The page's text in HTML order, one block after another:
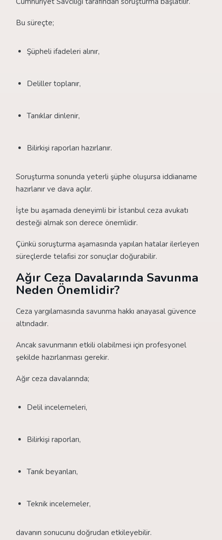
Bu süreçte;
Şüpheli ifadeleri alınır,
Deliller toplanır,
Tanıklar dinlenir,
Bilirkişi raporları hazırlanır.
Soruşturma sonunda yeterli şüphe oluşursa iddianame
hazırlanır ve dava açılır.
İşte bu aşamada deneyimli bir İstanbul ceza avukatı
desteği almak son derece önemlidir.
Çünkü soruşturma aşamasında yapılan hatalar ilerleyen
süreçlerde telafisi zor sonuçlar doğurabilir.
Ağır Ceza Davalarında Savunma
Neden Önemlidir?
Ceza yargılamasında savunma hakkı anayasal güvence
altındadır.
Ancak savunmanın etkili olabilmesi için profesyonel
şekilde hazırlanması gerekir.
Ağır ceza davalarında;
Delil incelemeleri,
Bilirkişi raporları,
Tanık beyanları,
Teknik incelemeler,
davanın sonucunu doğrudan etkileyebilir.